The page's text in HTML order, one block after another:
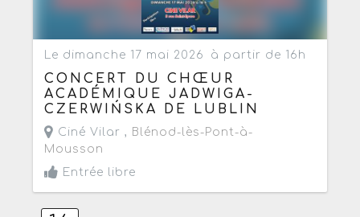
Le dimanche 17 mai 2026 à partir de 16h
CONCERT DU CHŒUR
ACADÉMIQUE JADWIGA-
CZERWIŃSKA DE LUBLIN
Ciné Vilar , Blénod-lès-Pont-à-
Mousson
Entrée libre